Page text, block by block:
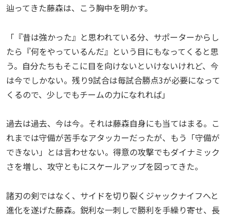
辿ってきた藤森は、こう胸中を明かす。
「『昔は強かった』と思われている分、サポーターからし
たら『何をやっているんだ』という目にもなってくると思
う。自分たちもそこに目を向けないといけないけれど、今
は今でしかない。残り9試合は毎試合勝点3が必要になって
くるので、少しでもチームの力になれれば」
過去は過去、今は今。それは藤森自身にも当てはまる。こ
れまでは守備が苦手なアタッカーだったが、もう「守備が
できない」とは言わせない。得意の攻撃でもダイナミック
さを増し、攻守ともにスケールアップを図ってきた。
諸刃の剣ではなく、サイドを切り裂くジャックナイフへと
進化を遂げた藤森。鋭利な一刺しで勝利を手繰り寄せ、長